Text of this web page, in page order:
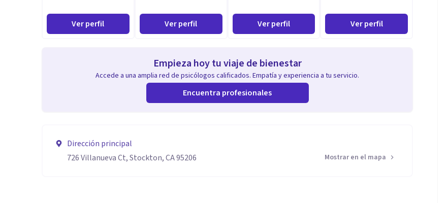
Ver perfil Ver perfil Ver perfil Ver perfil
Empieza hoy tu viaje de bienestar
Accede a una amplia red de psicólogos calificados. Empatía y experiencia a tu servicio.
Encuentra profesionales
Dirección principal
726 Villanueva Ct, Stockton, CA 95206
Mostrar en el mapa